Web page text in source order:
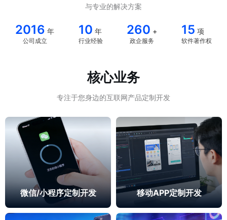
与专业的解决方案
2016 年
公司成立
10 年
行业经验
260 +
政企服务
15 项
软件著作权
核心业务
专注于您身边的互联网产品定制开发
微信/小程序定制开发 移动APP定制开发